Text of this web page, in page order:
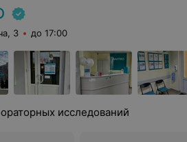
3 до 17:00
исследований